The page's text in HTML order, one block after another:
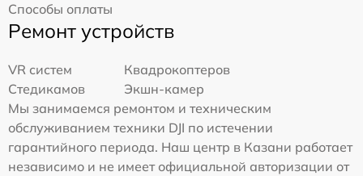
Способы оплаты
Ремонт устройств
VR систем
Квадрокоптеров
Стедикамов
Экшн-камер
Мы занимаемся ремонтом и техническим
обслуживанием техники DJI по истечении
гарантийного периода. Наш центр в Казани работает
независимо и не имеет официальной авторизации от